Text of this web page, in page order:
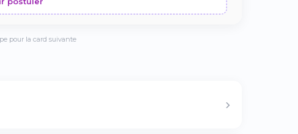
pour la card suivante